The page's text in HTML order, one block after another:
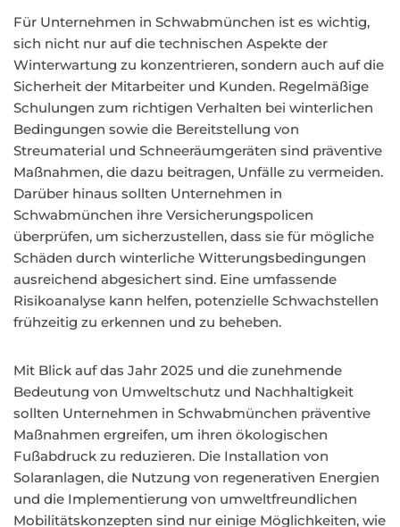
Für Unternehmen in Schwabmünchen ist es wichtig,
sich nicht nur auf die technischen Aspekte der
Winterwartung zu konzentrieren, sondern auch auf die
Sicherheit der Mitarbeiter und Kunden. Regelmäßige
Schulungen zum richtigen Verhalten bei winterlichen
Bedingungen sowie die Bereitstellung von
Streumaterial und Schneeräumgeräten sind präventive
Maßnahmen, die dazu beitragen, Unfälle zu vermeiden.
Darüber hinaus sollten Unternehmen in
Schwabmünchen ihre Versicherungspolicen
überprüfen, um sicherzustellen, dass sie für mögliche
Schäden durch winterliche Witterungsbedingungen
ausreichend abgesichert sind. Eine umfassende
Risikoanalyse kann helfen, potenzielle Schwachstellen
frühzeitig zu erkennen und zu beheben.
Mit Blick auf das Jahr 2025 und die zunehmende
Bedeutung von Umweltschutz und Nachhaltigkeit
sollten Unternehmen in Schwabmünchen präventive
Maßnahmen ergreifen, um ihren ökologischen
Fußabdruck zu reduzieren. Die Installation von
Solaranlagen, die Nutzung von regenerativen Energien
und die Implementierung von umweltfreundlichen
Mobilitätskonzepten sind nur einige Möglichkeiten, wie